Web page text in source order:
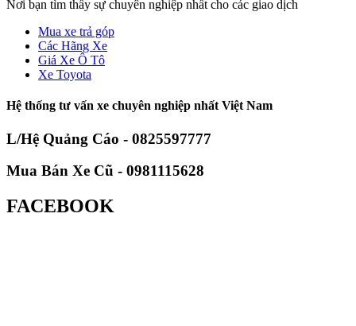
Nơi bạn tìm thấy sự chuyên nghiệp nhất cho các giao dịch
Mua xe trả góp
Các Hãng Xe
Giá Xe Ô Tô
Xe Toyota
Hệ thống tư vấn xe chuyên nghiệp nhất Việt Nam
L/Hệ Quảng Cáo - 0825597777
Mua Bán Xe Cũ - 0981115628
FACEBOOK